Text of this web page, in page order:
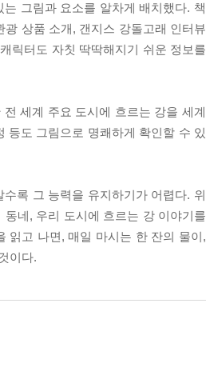
그림과 요소를 알차게 배치했다. 책
상품 소개, 갠지스 강돌고래 인터뷰
릭터도 자칫 딱딱해지기 쉬운 정보를
세계 주요 도시에 흐르는 강을 세계
등도 그림으로 명쾌하게 확인할 수 있
록 그 능력을 유지하기가 어렵다. 위
네, 우리 도시에 흐르는 강 이야기를
읽고 나면, 매일 마시는 한 잔의 물이,
이다.